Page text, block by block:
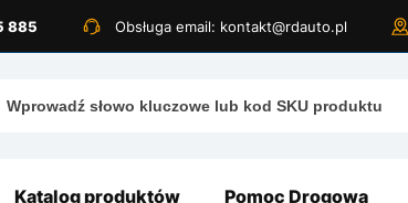
885 Obsługa email: kontakt@rdauto.pl
Katalog produktów Pomoc Drogowa